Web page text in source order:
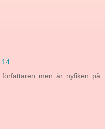
men är nyfiken på